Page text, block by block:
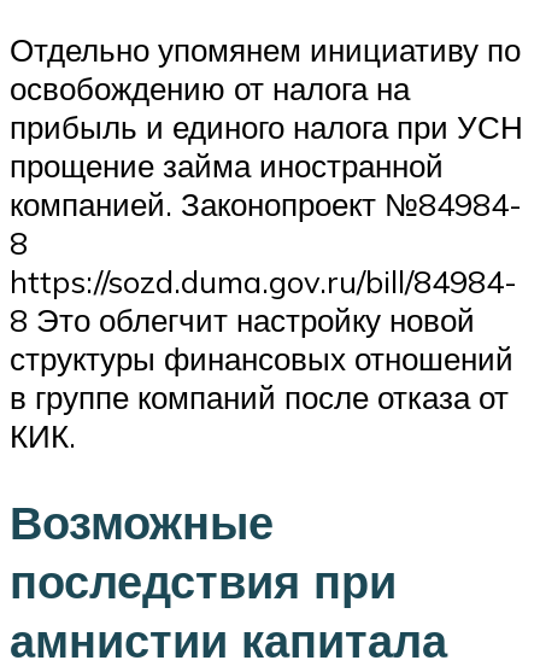
Отдельно упомянем инициативу по
освобождению от налога на
прибыль и единого налога при УСН
прощение займа иностранной
компанией. Законопроект №84984-
8
https://sozd.duma.gov.ru/bill/84984-
8 Это облегчит настройку новой
структуры финансовых отношений
в группе компаний после отказа от
КИК.
Возможные
последствия при
амнистии капитала